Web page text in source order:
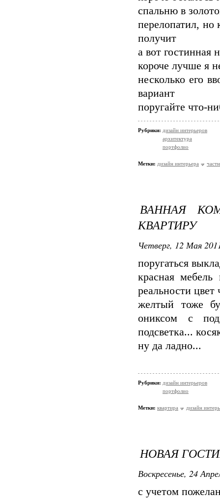
спальню в
перелопатил, но
получит
а вот гостинная
короче лучше я
несколько его
вариант
поругайте что-
Рубрики: дизайн интерьеров
архитектура
портфолио
Метки: дизайн интерьера
ВАННАЯ
КВАРТИРУ
Четверг, 12 Мая
поругаться
красная
реальности
желтый тоже
ониксом с
подсветка...
ну да ладно...
Рубрики: дизайн интерьеров
портфолио
Метки: квартира дизайн
НОВАЯ
Воскресенье, 24
с учетом